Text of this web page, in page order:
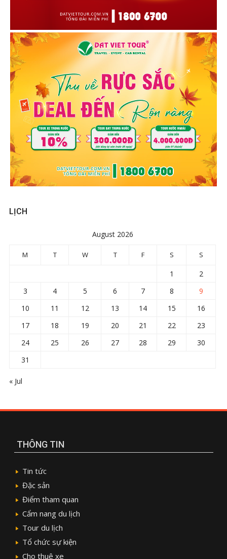
LỊCH
August 2026
M T W T F S S
1
2
3
4 5 6 7 8
9
10
11 12 13 14 15
16
17
18 19 20 21 22
23
24
25 26 27 28 29
30
31
« Jul
THÔNG TIN
Tin tức
Đặc sản
Điểm tham quan
Cẩm nang du lịch
Tour du lịch
Tổ chức sự kiện
Cho thuê xe